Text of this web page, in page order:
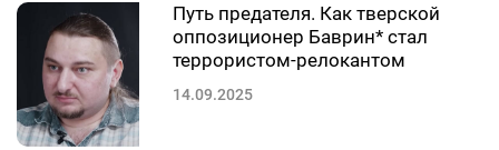
Путь предателя. Как тверской
оппозиционер Баврин* стал
террористом-релокантом
14.09.2025